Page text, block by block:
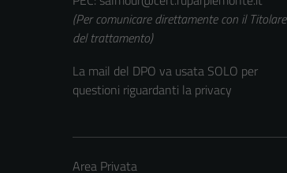
(Per comunicare direttamente con il Titolare
del trattamento)
La mail del DPO va usata SOLO per
questioni riguardanti la privacy
Area Privata